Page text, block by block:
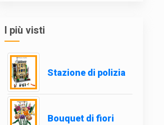
I più visti
Stazione di polizia
Bouquet di fiori